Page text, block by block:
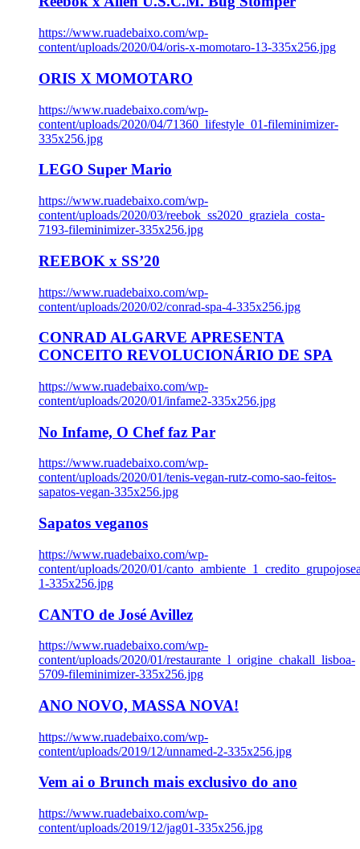
https://www.ruadebaixo.com/wp-
content/uploads/2020/04/oris-x-momotaro-13-335x256.jpg
ORIS X MOMOTARO
https://www.ruadebaixo.com/wp-
content/uploads/2020/04/71360_lifestyle_01-fileminimizer-
335x256.jpg
LEGO Super Mario
https://www.ruadebaixo.com/wp-
content/uploads/2020/03/reebok_ss2020_graziela_costa-
7193-fileminimizer-335x256.jpg
REEBOK x SS’20
https://www.ruadebaixo.com/wp-
content/uploads/2020/02/conrad-spa-4-335x256.jpg
CONRAD ALGARVE APRESENTA
CONCEITO REVOLUCIONÁRIO DE SPA
https://www.ruadebaixo.com/wp-
content/uploads/2020/01/infame2-335x256.jpg
No Infame, O Chef faz Par
https://www.ruadebaixo.com/wp-
content/uploads/2020/01/tenis-vegan-rutz-como-sao-feitos-
sapatos-vegan-335x256.jpg
Sapatos veganos
https://www.ruadebaixo.com/wp-
content/uploads/2020/01/
1-335x256.jpg
CANTO de José Avillez
https://www.ruadebaixo.com/wp-
content/uploads/2020/01/restaurante_l_origine_chakall_lisboa-
5709-fileminimizer-335x256.jpg
ANO NOVO, MASSA NOVA!
https://www.ruadebaixo.com/wp-
content/uploads/2019/12/unnamed-2-335x256.jpg
Vem ai o Brunch mais exclusivo do ano
https://www.ruadebaixo.com/wp-
content/uploads/2019/12/jag01-335x256.jpg